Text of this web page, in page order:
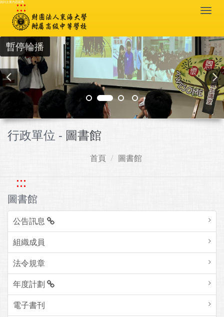
跳到主要內容區塊
:::
暫停輪播
行政單位 - 圖書館
首頁 圖書館
:::
圖書館
公告訊息
組織成員
法令規章
年度計劃
電子書刊